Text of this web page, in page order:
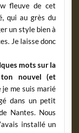
fleuve de cet
qui au grès du
un style bien à
Je laisse donc
mots sur la
ton nouvel (et
je me suis marié
dans un petit
Nantes. Nous
installé un